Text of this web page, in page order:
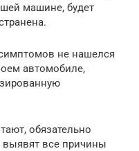
машине, будет
не нашелся
автомобиле,
обязательно
выявят все причины